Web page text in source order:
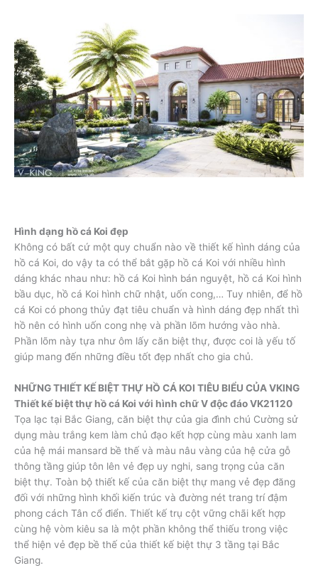
Hình dạng hồ cá Koi đẹp
Không có bất cứ một quy chuẩn nào về thiết kế hình dáng của
hồ cá Koi, do vậy ta có thể bắt gặp hồ cá Koi với nhiều hình
dáng khác nhau như: hồ cá Koi hình bán nguyệt, hồ cá Koi hình
bầu dục, hồ cá Koi hình chữ nhật, uốn cong,… Tuy nhiên, để hồ
cá Koi có phong thủy đạt tiêu chuẩn và hình dáng đẹp nhất thì
hồ nên có hình uốn cong nhẹ và phần lõm hướng vào nhà.
Phần lõm này tựa như ôm lấy căn biệt thự, được coi là yếu tố
giúp mang đến những điều tốt đẹp nhất cho gia chủ.
NHỮNG THIẾT KẾ BIỆT THỰ HỒ CÁ KOI TIÊU BIỂU CỦA VKING
Thiết kế biệt thự hồ cá Koi với hình chữ V độc đáo VK21120
Tọa lạc tại Bắc Giang, căn biệt thự của gia đình chú Cường sử
dụng màu trắng kem làm chủ đạo kết hợp cùng màu xanh lam
của hệ mái mansard bề thế và màu nâu vàng của hệ cửa gỗ
thông tầng giúp tôn lên vẻ đẹp uy nghi, sang trọng của căn
biệt thự. Toàn bộ thiết kế của căn biệt thự mang vẻ đẹp đăng
đối với những hình khối kiến trúc và đường nét trang trí đậm
phong cách Tân cổ điển. Thiết kế trụ cột vững chãi kết hợp
cùng hệ vòm kiêu sa là một phần không thể thiếu trong việc
thể hiện vẻ đẹp bề thế của thiết kế biệt thự 3 tầng tại Bắc
Giang.